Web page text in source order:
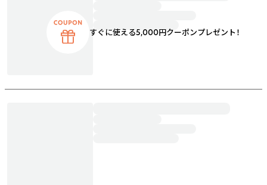
すぐに使える5,000円クーポンプレゼント！